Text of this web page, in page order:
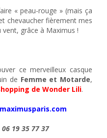
« peau-rouge » (mais ça
chevaucher fièrement mes
grâce à Maximus !
ce merveilleux casque
de Femme et Motarde,
de Wonder Lili.
19 35 77 37